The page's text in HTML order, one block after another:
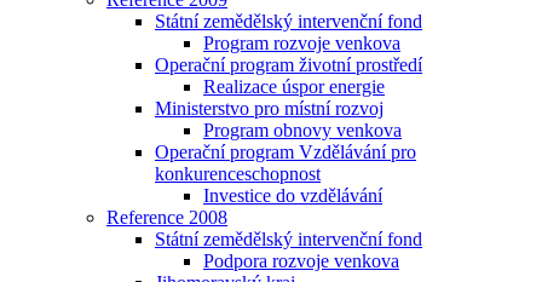
Státní zemědělský intervenční fond
Program rozvoje venkova
Operační program životní prostředí
Realizace úspor energie
Ministerstvo pro místní rozvoj
Program obnovy venkova
Operační program Vzdělávání pro
konkurenceschopnost
Investice do vzdělávání
Reference 2008
Státní zemědělský intervenční fond
Podpora rozvoje venkova